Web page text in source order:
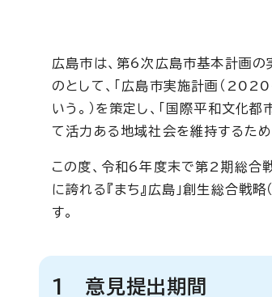
広島市は、第6次広島市基本計画の
のとして、「広島市実施計画（
いう。）を策定し、「国際平和文化
て活力ある地域社会を維持するた
この度、令和6年度末で第2期総
に誇れる『まち』広島」創生総合戦
す。
1 意見提出期間